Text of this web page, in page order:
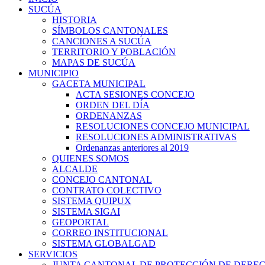
SUCÚA
HISTORIA
SÍMBOLOS CANTONALES
CANCIONES A SUCÚA
TERRITORIO Y POBLACIÓN
MAPAS DE SUCÚA
MUNICIPIO
GACETA MUNICIPAL
ACTA SESIONES CONCEJO
ORDEN DEL DÍA
ORDENANZAS
RESOLUCIONES CONCEJO MUNICIPAL
RESOLUCIONES ADMINISTRATIVAS
Ordenanzas anteriores al 2019
QUIENES SOMOS
ALCALDE
CONCEJO CANTONAL
CONTRATO COLECTIVO
SISTEMA QUIPUX
SISTEMA SIGAI
GEOPORTAL
CORREO INSTITUCIONAL
SISTEMA GLOBALGAD
SERVICIOS